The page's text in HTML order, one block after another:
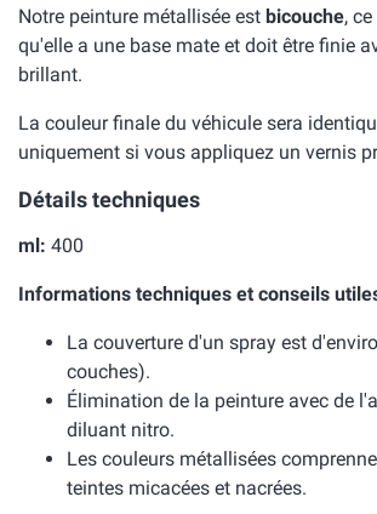
Notre peinture métallisée est bicouche,
qu'elle a une base mate et doit être finie
brillant.
La couleur finale du véhicule sera
uniquement si vous appliquez un vernis
Détails techniques
ml: 400
Informations techniques et conseils
La couverture d'un spray est
couches).
Élimination de la peinture avec de
diluant nitro.
Les couleurs métallisées
teintes micacées et nacrées.